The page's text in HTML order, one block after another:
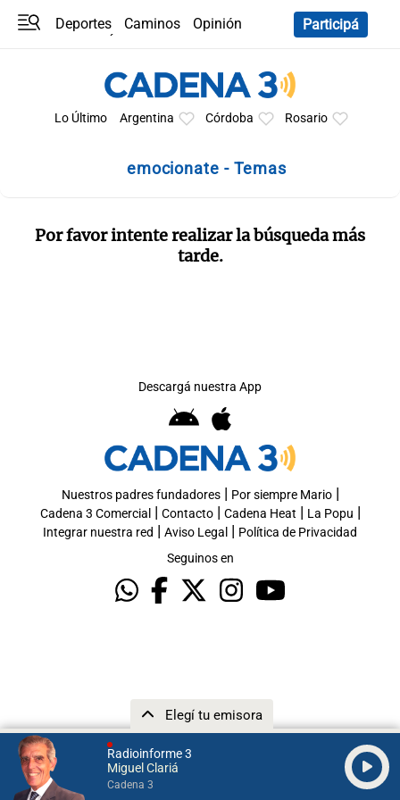
Radioinforme 3
Miguel Clariá
Cadena 3
Elegí tu emisora
Deportes Caminos
Opinión
Participá
Lo Último Argentina Córdoba Rosario
emocionate - Temas
Por favor intente realizar la búsqueda más
tarde.
Descargá nuestra App
Nuestros padres fundadores| Por siempre Mario|
Cadena 3 Comercial | Contacto| Cadena Heat | La Popu |
Integrar nuestra red | Aviso Legal | Política de Privacidad
Seguinos en